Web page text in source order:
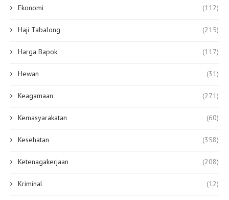
Ekonomi (112)
Haji Tabalong (215)
Harga Bapok (117)
Hewan (31)
Keagamaan (271)
Kemasyarakatan (60)
Kesehatan (358)
Ketenagakerjaan (208)
Kriminal (12)